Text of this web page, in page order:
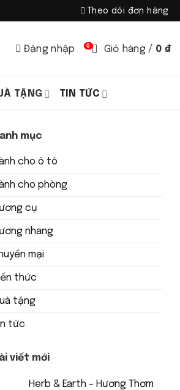
Theo dõi đơn hàng
Đăng nhập Giỏ hàng / 0 ₫
0
TẶNG TIN TỨC
mục
cho ô tô
cho phòng
cụ
nhang
mại
thức
tặng
tức
viết mới
Herb & Earth – Hương Thơm